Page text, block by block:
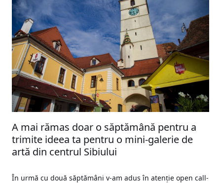
A mai rămas doar o săptămână pentru a
trimite ideea ta pentru o mini-galerie de
artă din centrul Sibiului
În urmă cu două săptămâni v-am adus în atenție open call-